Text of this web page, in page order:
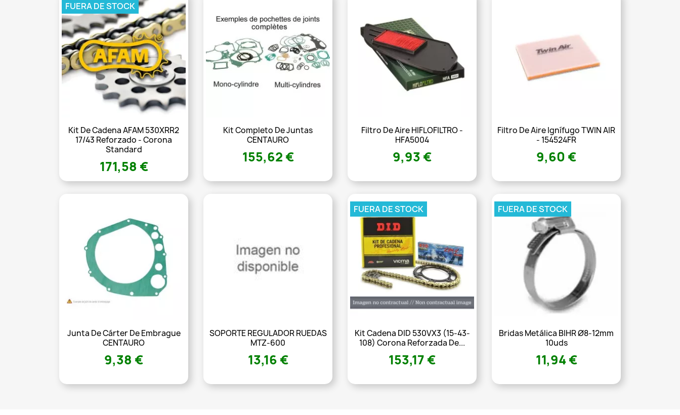
Kit De Cadena AFAM 530XRR2
17/43 Reforzado - Corona
Standard
171,58 €
FUERA DE STOCK
Kit Completo De Juntas
CENTAURO
155,62 €
Filtro De Aire HIFLOFILTRO -
HFA5004
9,93 €
Filtro De Aire Ignífugo TWIN AIR
- 154524FR
9,60 €
Junta De Cárter De Embrague
CENTAURO
9,38 €
SOPORTE REGULADOR RUEDAS
MTZ-600
13,16 €
Kit Cadena DID 530VX3 (15-43-
108) Corona Reforzada De...
153,17 €
FUERA DE STOCK
Bridas Metálica BIHR Ø8-12mm
10uds
11,94 €
FUERA DE STOCK